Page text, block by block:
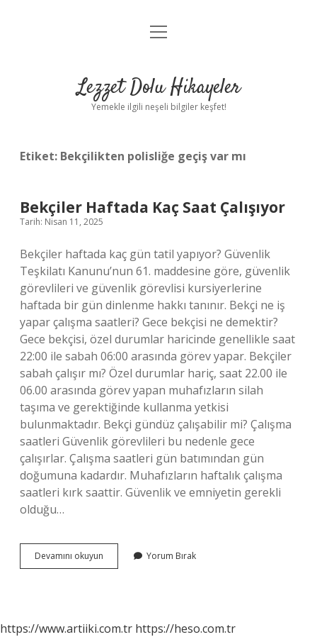
Anasayfa
Yasal Uyarı
menüyü
Lezzet Dolu Hikayeler
Yemekle ilgili neşeli bilgiler keşfet!
Etiket: Bekçilikten polisliğe geçiş var mı
Bekçiler Haftada Kaç Saat Çalışıyor
Tarih: Nisan 11, 2025
Bekçiler haftada kaç gün tatil yapıyor? Güvenlik
Teşkilatı Kanunu’nun 61. maddesine göre, güvenlik
görevlileri ve güvenlik görevlisi kursiyerlerine
haftada bir gün dinlenme hakkı tanınır. Bekçi ne iş
yapar çalışma saatleri? Gece bekçisi ne demektir?
Gece bekçisi, özel durumlar haricinde genellikle saat
22:00 ile sabah 06:00 arasında görev yapar. Bekçiler
sabah çalışır mı? Özel durumlar hariç, saat 22.00 ile
06.00 arasında görev yapan muhafızların silah
taşıma ve gerektiğinde kullanma yetkisi
bulunmaktadır. Bekçi gündüz çalışabilir mi? Çalışma
saatleri Güvenlik görevlileri bu nedenle gece
çalışırlar. Çalışma saatleri gün batımından gün
doğumuna kadardır. Muhafızların haftalık çalışma
saatleri kırk saattir. Güvenlik ve emniyetin gerekli
olduğu…
Devamını okuyun Bekçiler
Haftada
Yorum Bırak
https://www.artiiki.com.tr https://heso.com.tr